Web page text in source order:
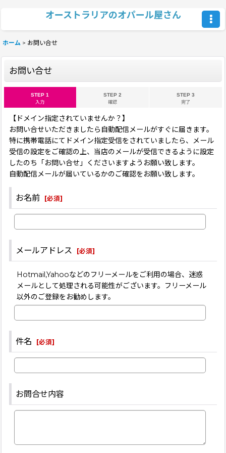
オーストラリアのオパール屋さん
ホーム > お問い合せ
お問い合せ
STEP 1
入力
STEP 2
確認
STEP 3
完了
【ドメイン指定されていませんか？】
お問い合せいただきましたら自動配信メールがすぐに届きます。
特に携帯電話にてドメイン指定受信をされていましたら、メール
受信の設定をご確認の上、当店のメールが受信できるように設定
したのち「お問い合せ」くださいますようお願い致します。
自動配信メールが届いているかのご確認をお願い致します。
お名前 [必須]
メールアドレス [必須]
Hotmail,Yahooなどのフリーメールをご利用の場合、迷惑
メールとして処理される可能性がございます。フリーメール
以外のご登録をお勧めします。
件名 [必須]
お問合せ内容